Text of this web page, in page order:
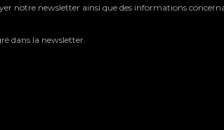
notre newsletter ainsi que des informations
dans la newsletter.